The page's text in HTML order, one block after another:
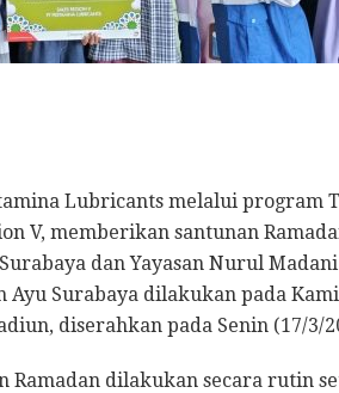
Lubricants melalui program
V, memberikan santunan
dan Yayasan Nurul
Surabaya dilakukan pada
diserahkan pada Senin (17/3/
Ramadan dilakukan secara rutin